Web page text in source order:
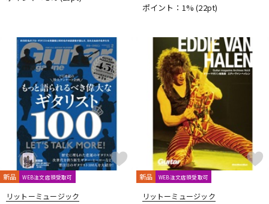
ポイント：1%(22pt)
新品 WEB注文店頭受取可
リットーミュージック
新品 WEB注文店頭受取可
リットーミュージック